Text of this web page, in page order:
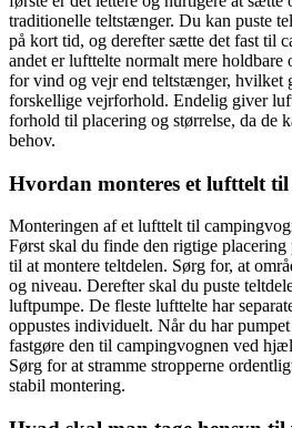
traditionelle teltstænger. Du kan puste
på kort tid, og derefter sætte det fast til
andet er lufttelte normalt mere holdbare
for vind og vejr end teltstænger, hvilket
forskellige vejrforhold. Endelig giver
forhold til placering og størrelse, da de
behov.
Hvordan monteres et lufttelt
Monteringen af et lufttelt til
Først skal du finde den rigtige
til at montere teltdelen. Sørg for, at
og niveau. Derefter skal du puste
luftpumpe. De fleste lufttelte har
oppustes individuelt. Når du har
fastgøre den til campingvognen ved
Sørg for at stramme stropperne
stabil montering.